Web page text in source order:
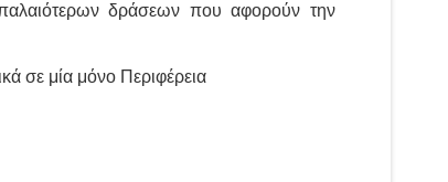
δράσεων που αφορούν την
σε μία μόνο Περιφέρεια